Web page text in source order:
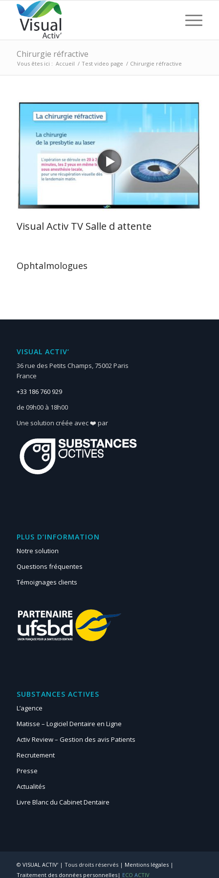
Chirurgie réfractive
Vous êtes ici : Accueil / Test video page / Chirurgie réfractive
Visual Activ TV Salle d attente
Ophtalmologues
VISUAL ACTIV‘
36 rue des Petits Champs, 75002 Paris
France
+33 186 760 929
de 09h00 à 18h00
Une solution créée avec ❤️ par
PLUS D’INFORMATION
Notre solution
Questions fréquentes
Témoignages clients
SUBSTANCES ACTIVES
L’agence
Matisse – Logiciel Dentaire en Ligne
Activ Review – Gestion des avis Patients
Recrutement
Presse
Actualités
Livre Blanc du Cabinet Dentaire
© VISUAL ACTIV‘| Tous droits réservés | Mentions légales|
Traitement des données personnelles| ECO ACTIV